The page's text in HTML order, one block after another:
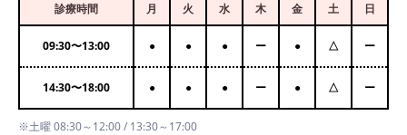
診療時間 月 火 水 木 金 土 日
09:30〜13:00 ● ● ● ー ● △ ー
14:30〜18:00 ● ● ● ー ● △ ー
※土曜 08:30～12:00 / 13:30～17:00